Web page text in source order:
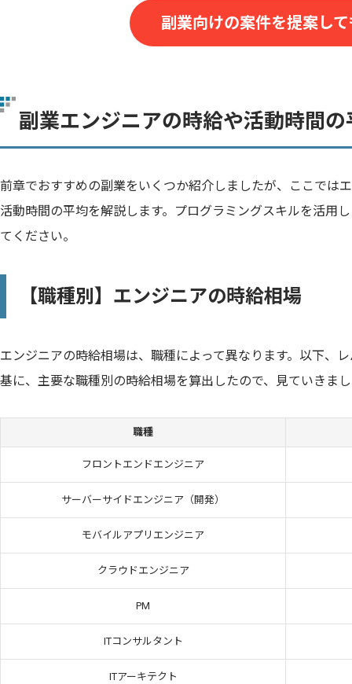
副業向けの案件を提案し
副業エンジニアの時給や活動時間
前章でおすすめの副業をいくつか紹介しましたが、ここでは
活動時間の平均を解説します。プログラミングスキルを活用
てください。
【職種別】エンジニアの時給相場
エンジニアの時給相場は、職種によって異なります。以下、
基に、主要な職種別の時給相場を算出したので、見ていきま
職種
フロントエンドエンジニア
サーバーサイドエンジニア（開発）
モバイルアプリエンジニア
クラウドエンジニア
PM
ITコンサルタント
ITアーキテクト